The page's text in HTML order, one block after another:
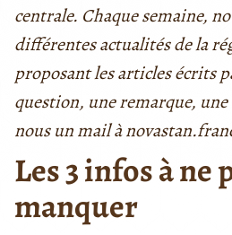
centrale. Chaque semaine,
différentes actualités de la
proposant les articles écrits
question, une remarque, une
nous un mail à
Les 3 infos à ne
manquer